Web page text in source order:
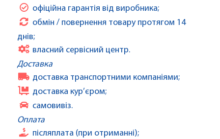
офіційна гарантія від виробника;
обмін / повернення товару протягом 14
днів;
власний сервісний центр.
Доставка
доставка транспортними компаніями;
доставка кур’єром;
самовивіз.
Оплата
післяплата (при отриманні);